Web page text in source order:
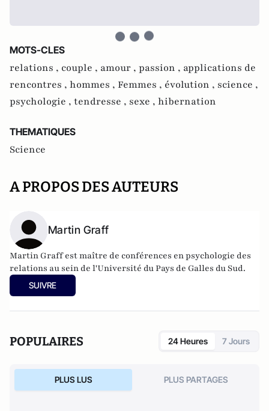
MOTS-CLES
relations , couple , amour , passion , applications de
rencontres , hommes , Femmes , évolution , science ,
psychologie , tendresse , sexe , hibernation
THEMATIQUES
Science
A PROPOS DES AUTEURS
Martin Graff
Martin Graff est maître de conférences en psychologie des
relations au sein de l'Université du Pays de Galles du Sud.
SUIVRE
POPULAIRES 24 Heures 7 Jours
PLUS LUS PLUS PARTAGES